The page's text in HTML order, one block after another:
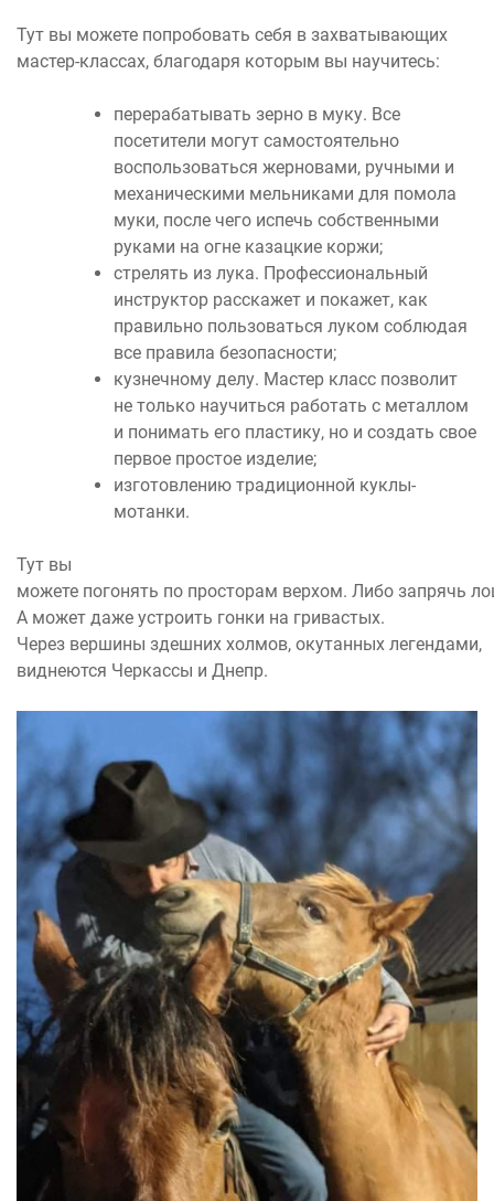
Тут вы можете попробовать себя в захватывающих
мастер-классах, благодаря которым вы научитесь:
перерабатывать зерно в муку. Все
посетители могут самостоятельно
воспользоваться жерновами, ручными и
механическими мельниками для помола
муки, после чего испечь собственными
руками на огне казацкие коржи;
стрелять из лука. Профессиональный
инструктор расскажет и покажет, как
правильно пользоваться луком соблюдая
все правила безопасности;
кузнечному делу. Мастер класс позволит
не только научиться работать с металлом
и понимать его пластику, но и создать свое
первое простое изделие;
изготовлению традиционной куклы-
мотанки.
Тут вы
можете погонять по просторам верхом. Либо запрячь
А может даже устроить гонки на гривастых.
Через вершины здешних холмов, окутанных легендами,
виднеются Черкассы и Днепр.